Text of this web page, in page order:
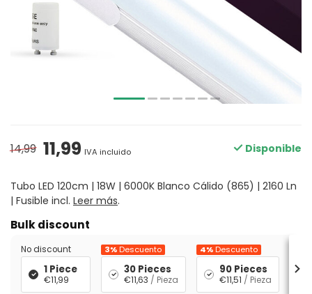
14,99 11,99 IVA incluido Disponible
Tubo LED 120cm | 18W | 6000K Blanco Cálido (865) | 2160 Ln
| Fusible incl. Leer más.
Bulk discount
No discount
1 Piece
€11,99
3%Descuento
30 Pieces
€11,63 / Pieza
4%Descuento
90 Pieces
€11,51 / Pieza